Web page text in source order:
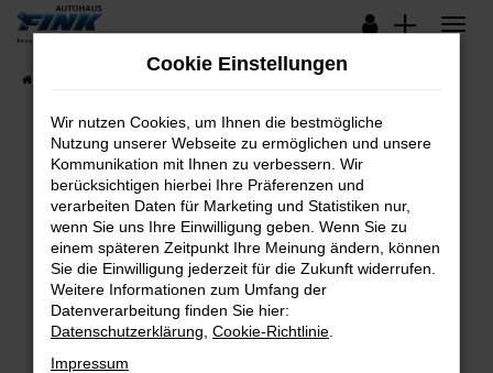
Zum
springen
Lagerfahrzeuge
Fehler: Network Error
Beim Laden ist ein Fehler aufgetreten.
Hier sind ein paar Tipps, die dir helfen können:
Überprüfe deine Firewall und deine
Internetverbindung.
Laden andere Webseiten, zum Beispiel deine
Suchmaschine?
Cookie Einstellungen
Wir nutzen Cookies, um Ihnen die bestmögliche
Nutzung unserer Webseite zu ermöglichen und unsere
Kommunikation mit Ihnen zu verbessern. Wir
berücksichtigen hierbei Ihre Präferenzen und
verarbeiten Daten für Marketing und Statistiken nur,
wenn Sie uns Ihre Einwilligung geben. Wenn Sie zu
einem späteren Zeitpunkt Ihre Meinung ändern, können
Sie die Einwilligung jederzeit für die Zukunft widerrufen.
Weitere Informationen zum Umfang der
Datenverarbeitung finden Sie hier:
Datenschutzerklärung Cookie-Richtlinie
Impressum